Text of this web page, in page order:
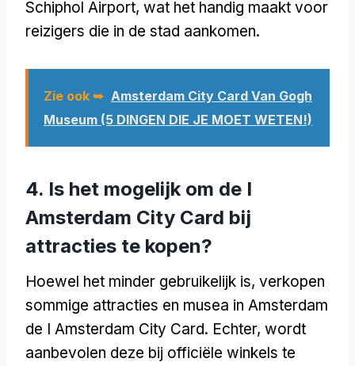
Schiphol Airport, wat het handig maakt voor
reizigers die in de stad aankomen.
Zie ook ➥ Amsterdam City Card Van Gogh
Museum (5 DINGEN DIE JE MOET WETEN!)
4. Is het mogelijk om de I
Amsterdam City Card bij
attracties te kopen?
Hoewel het minder gebruikelijk is, verkopen
sommige attracties en musea in Amsterdam
de I Amsterdam City Card. Echter, wordt
aanbevolen deze bij officiële winkels te